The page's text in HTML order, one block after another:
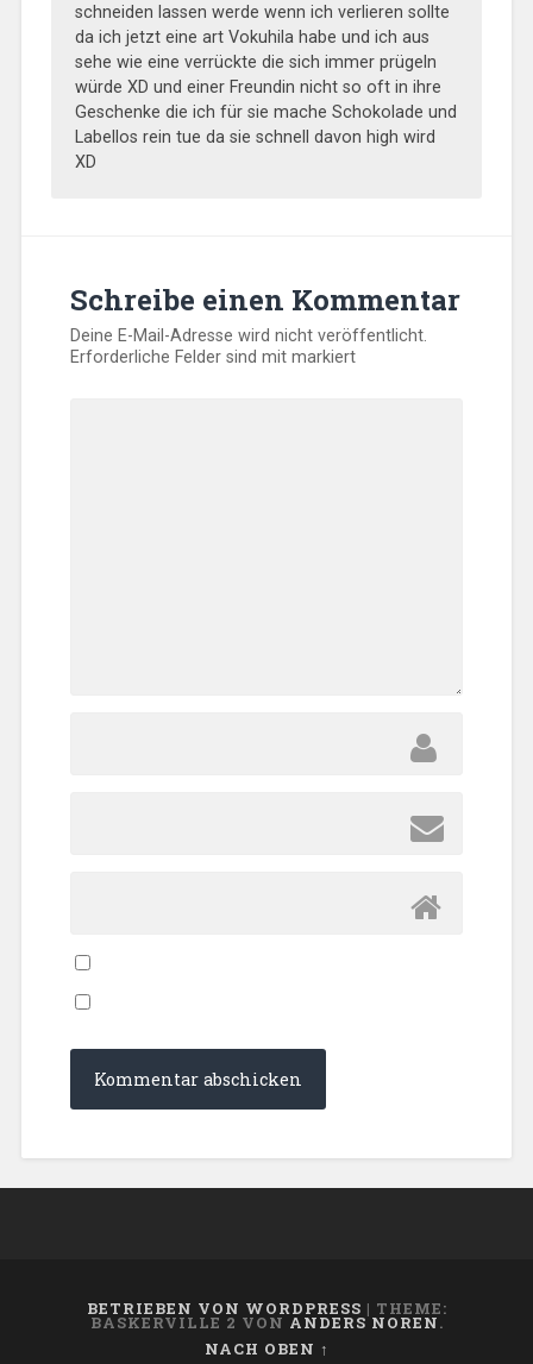
schneiden lassen werde wenn ich verlieren sollte
da ich jetzt eine art Vokuhila habe und ich aus
sehe wie eine verrückte die sich immer prügeln
würde XD und einer Freundin nicht so oft in ihre
Geschenke die ich für sie mache Schokolade und
Labellos rein tue da sie schnell davon high wird
XD
Schreibe einen Kommentar
Deine E-Mail-Adresse wird nicht veröffentlicht.
Erforderliche Felder sind mitmarkiert
BETRIEBEN VON WORDPRESS | THEME:
BASKERVILLE 2 VON ANDERS NOREN.
NACH OBEN ↑